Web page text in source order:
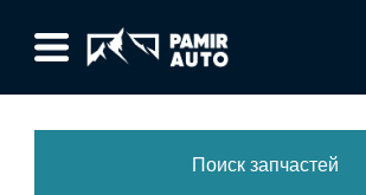
Поиск запчастей